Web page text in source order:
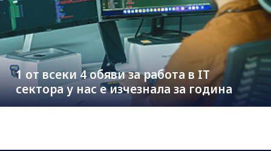
1 от всеки 4 обяви за работа в IT
сектора у нас е изчезнала за година